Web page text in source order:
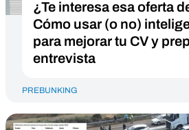
¿Te interesa esa oferta
Cómo usar (o no)
para mejorar tu CV y
entrevista
PREBUNKING